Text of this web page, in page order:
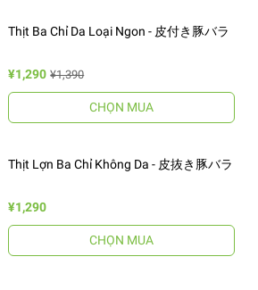
Thịt Ba Chỉ Da Loại Ngon - 皮付き豚バラ
¥1,290 ¥1,390
CHỌN MUA
Thịt Lợn Ba Chỉ Không Da - 皮抜き豚バラ
¥1,290
CHỌN MUA